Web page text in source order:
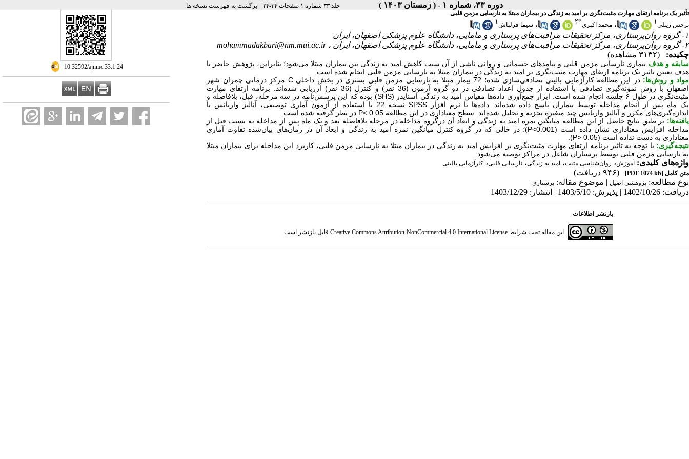
دوره ۳۳، شماره ۱ - ( زمستان ۱۴۰۳ ) جلد ۳۳ شماره ۱ صفحات ۳۴-۲۴ | برگشت به فهرست نسخه ها
‎ 10.32592/ajnmc.33.1.24
تأثیر یک برنامه ارتقای مهارت مثبت‌نگری بر امید به زندگی در بیماران مبتلا به نارسایی مزمن قلبی
نرجس زینلی۱ ، محمد اکبری*۲ ، سیما قزلباش۱
۱- گروه روان‌پرستاری، مرکز تحقیقات مراقبت‌های پرستاری و مامایی، دانشگاه علوم پزشکی اصفهان، ایران
۲- گروه روان‌پرستاری، مرکز تحقیقات مراقبت‌های پرستاری و مامایی، دانشگاه علوم پزشکی اصفهان، ایران ،
mohammadakbari@nm.mui.ac.ir
چکیده:
(۳۱۳۲ مشاهده)
سابقه و هدف بیماری نارسایی مزمن قلبی و پیامدهای جسمانی و روانی ناشی از آن سبب کاهش امید به زندگی بین بیماران مبتلا می‌شود؛ بنابراین، پژوهش حاضر با
هدف تعیین تاثیر یک برنامه ارتقای مهارت مثبت‌نگری بر امید به زندگی در بیماران مبتلا به نارسایی مزمن قلبی انجام شده است.
مواد و روش‌‌ها: در این مطالعه کارآزمایی بالینی تصادفی‌سازی شده؛ 72 بیمار مبتلا به نارسایی مزمن قلبی بستری در بخش داخلیC مرکز درمانی چمران شهر
اصفهان با روش نمونه‌گیری تصادفی با استفاده از جدول اعداد تصادفی در دو گروه آزمون (36 نفر) و کنترل (36 نفر) ارزیابی شده‌اند. برنامه ارتقای مهارت
مثبت‌نگری در طول ۶ جلسه انجام شده است. ابزار جمع‌آوری داده‌ها مقیاس امید به زندگی اسنایدر (
SHS) بوده که این پرسش‌نامه در سه مرحله، قبل، بلافاصله و
یک ماه پس از انجام مداخله توسط بیماران پاسخ داده شده‌اند. داده‌ها با نرم افزارSPSS
نسخه 22 با استفاده از آزمون آماری توصیفی، آنالیز واریانس با
اندازه‌گیری‌های مکرر و آنالیز واریانس چند متغیره تجزیه و تحلیل شده‌اند. سطح معناداری در این مطالعه 0.05 >
P در نظر گرفته شده است.
یافته‌ها: بر طبق نتایج حاصل از این مطالعه میانگین نمره امید به زندگی و ابعاد آن درگروه مداخله در مرحله بلافاصله بعد و یک ماه پس از مداخله به نسبت قبل از
مداخله افزایش معناداری نشان داده است (0.001>
P)؛ در حالی‌ که در گروه کنترل میانگین نمره امید به زندگی و ابعاد آن در زمان‌های بیان‌شده تفاوت آماری
معناداری به دست نداده است (0.05 <
P
).
نتیجه‌گیری: با توجه به تاثیر برنامه ارتقای مهارت مثبت‌نگری بر افزایش امید به زندگی در بیماران مبتلا به نارسایی مزمن قلبی، کاربرد این مداخله برای بیماران مبتلا
به نارسایی مزمن قلبی توسط پرستاران شاغل در مراکز توصیه می‌شود.
واژه‌های کلیدی:آموزش، روان‌شناسی مثبت‌، امید به زندگی، نارسایی قلبی، کارآزمایی بالینی
متن کامل [PDF 1074 kb]
(۹۴۶ دریافت)
نوع مطالعه: پژوهشي اصیل | موضوع مقاله: پرستاری
دریافت: 1402/10/26 | پذیرش: 1403/5/10 | انتشار: 1403/12/29
بازنشر اطلاعات
این مقاله تحت شرایط Creative Commons Attribution-NonCommercial 4.0 International Licenseقابل بازنشر است.